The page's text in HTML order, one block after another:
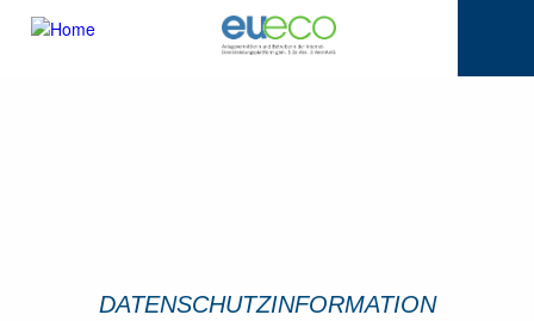
DATENSCHUTZINFORMATION